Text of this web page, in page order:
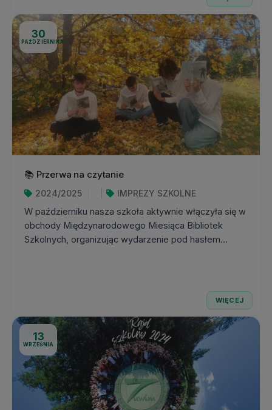
30
PAŹDZIERNIKA
📚 Przerwa na czytanie
2024/2025
IMPREZY SZKOLNE
W październiku nasza szkoła aktywnie włączyła się w
obchody Międzynarodowego Miesiąca Bibliotek
Szkolnych, organizując wydarzenie pod hasłem...
WIĘCEJ
13
WRZEŚNIA